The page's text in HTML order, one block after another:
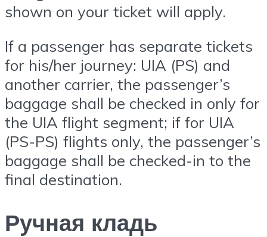
shown on your ticket will apply.
If a passenger has separate tickets
for his/her journey: UIA (PS) and
another carrier, the passenger’s
baggage shall be checked in only for
the UIA flight segment; if for UIA
(PS-PS) flights only, the passenger’s
baggage shall be checked-in to the
final destination.
Ручная кладь